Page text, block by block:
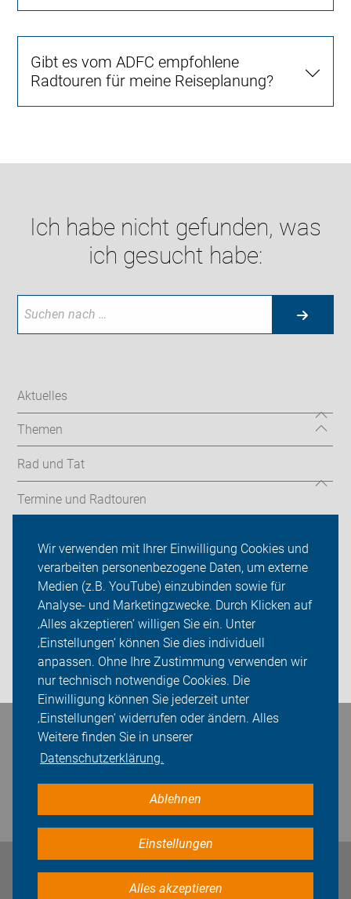
Wir verwenden mit Ihrer Einwilligung Cookies und
verarbeiten personenbezogene Daten, um externe
Medien (z.B. YouTube) einzubinden sowie für
Analyse- und Marketingzwecke. Durch Klicken auf
‚Alles akzeptieren‘ willigen Sie ein. Unter
‚Einstellungen‘ können Sie dies individuell
anpassen. Ohne Ihre Zustimmung verwenden wir
nur technisch notwendige Cookies. Die
Einwilligung können Sie jederzeit unter
‚Einstellungen‘ widerrufen oder ändern. Alles
Weitere finden Sie in unserer
Datenschutzerklärung.
Ablehnen
Einstellungen
Alles akzeptieren
Gibt es vom ADFC empfohlene
Radtouren für meine Reiseplanung?
Ich habe nicht gefunden, was
ich gesucht habe:
Aktuelles
Themen
Rad und Tat
Termine und Radtouren
ADFC Stuttgart
Sei dabei
Presse
Login
Bleiben Sie in Kontakt